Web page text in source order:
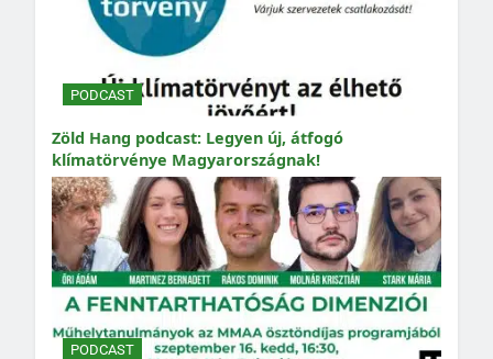
PODCAST
Zöld Hang podcast: Legyen új, átfogó
klímatörvénye Magyarországnak!
PODCAST